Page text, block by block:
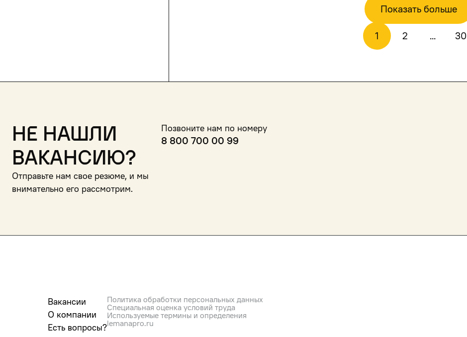
Показать больше
1 2 ... 30
Не нашли
вакансию?
Отправьте нам свое резюме, и мы
внимательно его рассмотрим.
Позвоните нам по номеру
8 800 700 00 99
Вакансии
О компании
Есть вопросы?
Политика обработки персональных данных
Специальная оценка условий труда
Используемые термины и определения
lemanapro.ru